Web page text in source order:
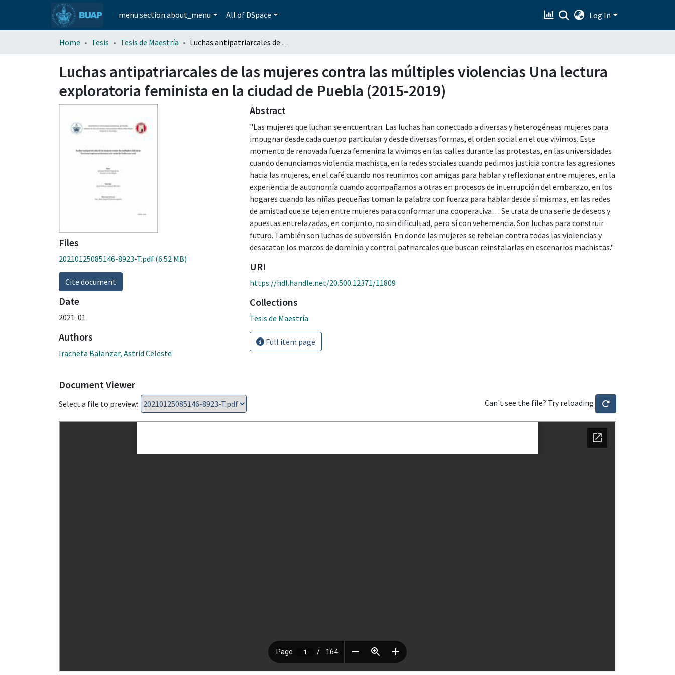
menu.section.about_menu All of DSpace Log In
Home Tesis Tesis de Maestría Luchas antipatriarcales de las mujeres contra las múltiples violencias Una lectura exploratoria feminista en la ciudad de Puebla (2015-2019)
Luchas antipatriarcales de las mujeres contra las múltiples violencias Una lectura
exploratoria feminista en la ciudad de Puebla (2015-2019)
Files
20210125085146-8923-T.pdf (6.52 MB)
Cite document
Date
2021-01
Authors
Iracheta Balanzar, Astrid Celeste
Abstract
"Las mujeres que luchan se encuentran. Las luchas han conectado a diversas y heterogéneas mujeres para
impugnar desde cada cuerpo particular y desde diversas formas, el orden social en el que vivimos. Este
momento de renovada fuerza femenina la vivimos en las calles durante las protestas, en las universidades
cuando denunciamos violencia machista, en la redes sociales cuando pedimos justicia contra las agresiones
hacia las mujeres, en el café cuando nos reunimos con amigas para hablar y reflexionar entre mujeres, en la
experiencia de autonomía cuando acompañamos a otras en procesos de interrupción del embarazo, en los
hogares cuando las niñas pequeñas toman la palabra con fuerza para hablar desde sí mismas, en las redes
de amistad que se tejen entre mujeres para conformar una cooperativa… Se trata de una serie de deseos y
apuestas entrelazadas, en conjunto, no sin dificultad, pero sí con vehemencia. Son luchas para construir
futuro. También son luchas de subversión. En donde las mujeres se rebelan contra todas las violencias y
desacatan los marcos de dominio y control patriarcales que buscan reinstalarlas en escenarios machistas."
URI
https://hdl.handle.net/20.500.12371/11809
Collections
Tesis de Maestría
Full item page
Document Viewer
Select a file to preview: Can't see the file? Try reloading